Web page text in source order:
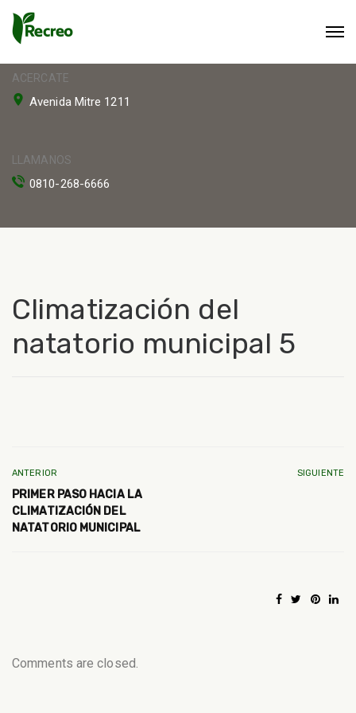
ACERCATE
Avenida Mitre 1211
LLAMANOS
0810-268-6666
Climatización del
natatorio municipal 5
ANTERIOR
PRIMER PASO HACIA LA
CLIMATIZACIÓN DEL
NATATORIO MUNICIPAL
SIGUIENTE
Comments are closed.